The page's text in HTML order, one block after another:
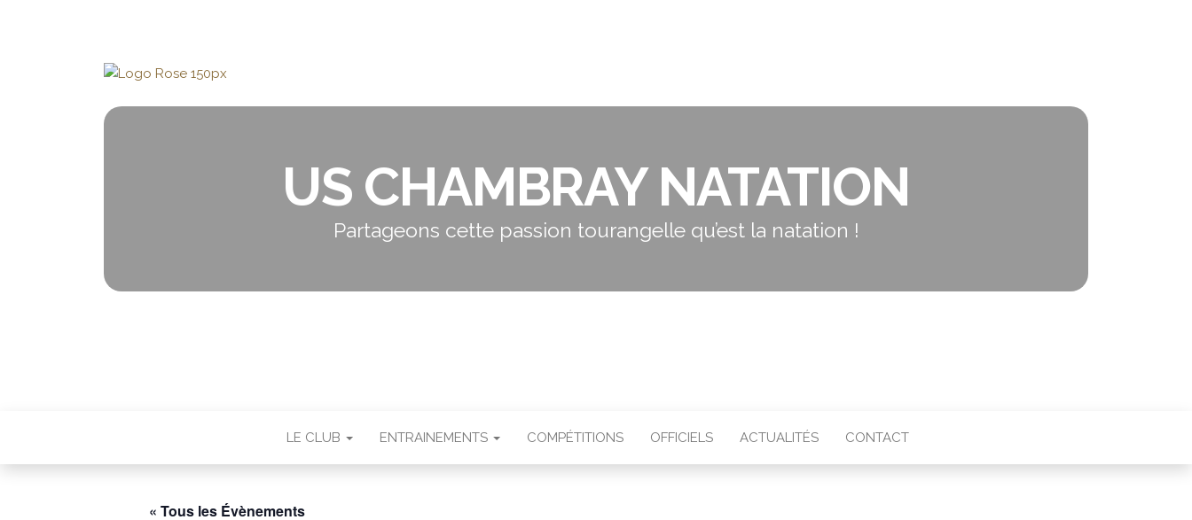
US CHAMBRAY NATATION
Partageons cette passion tourangelle qu’est la natation !
LE CLUB ENTRAINEMENTS COMPÉTITIONS OFFICIELS ACTUALITÉS CONTACT
« Tous les Évènements